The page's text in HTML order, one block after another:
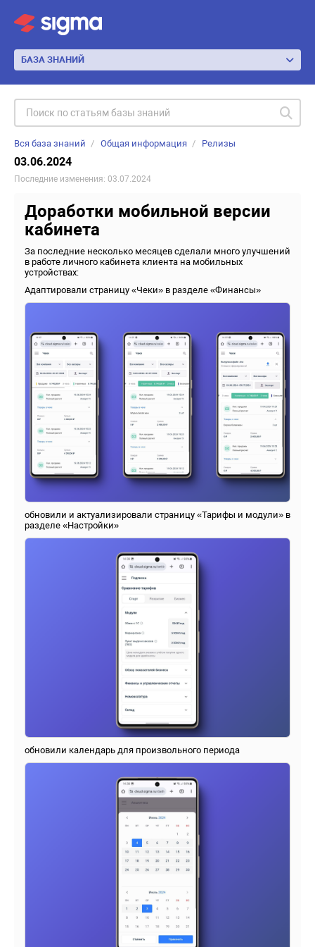
БАЗА ЗНАНИЙ
Вся база знаний Общая информация Релизы
03.06.2024
Последние изменения: 03.07.2024
Доработки мобильной версии
кабинета
За последние несколько месяцев сделали много улучшений
в работе личного кабинета клиента на мобильных
устройствах:
Адаптировали страницу «Чеки» в разделе «Финансы»
обновили и актуализировали страницу «Тарифы и модули» в
разделе «Настройки»
обновили календарь для произвольного периода